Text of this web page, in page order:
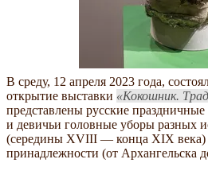
В среду, 12 апреля 2023 года,
открытие выставки
Кокошник.
представлены русские
и девичьи головные уборы разных
(середины XVIII — конца XIX века)
принадлежности (от Архангельска